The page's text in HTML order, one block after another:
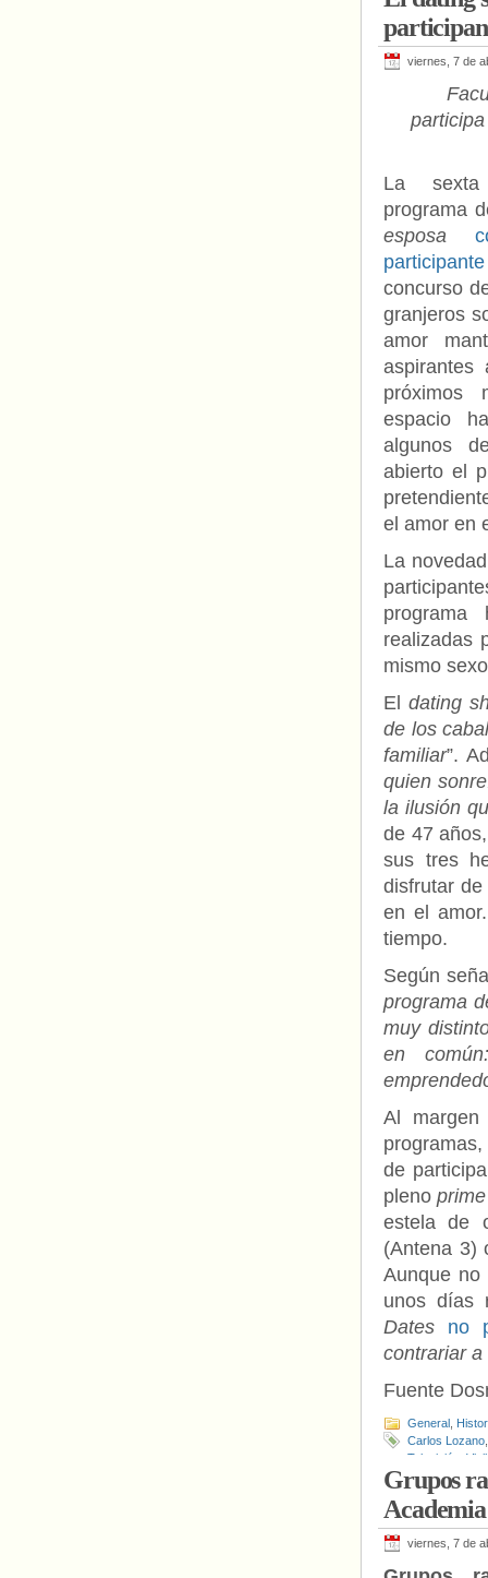
viernes, 7 de
participa
La
programa
esposa
concurso
granjeros
amor
aspirantes
próximos
espacio
algunos
abierto el
el amor en
La
realizadas
mismo
El dating
de los
familiar”.
quien
la ilusión
de 47
sus tres
disfrutar
en el
tiempo.
Según
programa
muy
en
Al
de
pleno
estela de
(Antena
Aunque
unos días
Dates
no
contrariar a
Fuente
General
Carlos Lozano
Televisión
Grupos
viernes, 7 de